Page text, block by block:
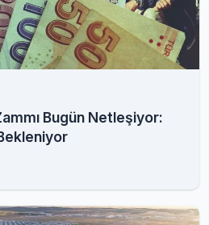
Bugün Netleşiyor: